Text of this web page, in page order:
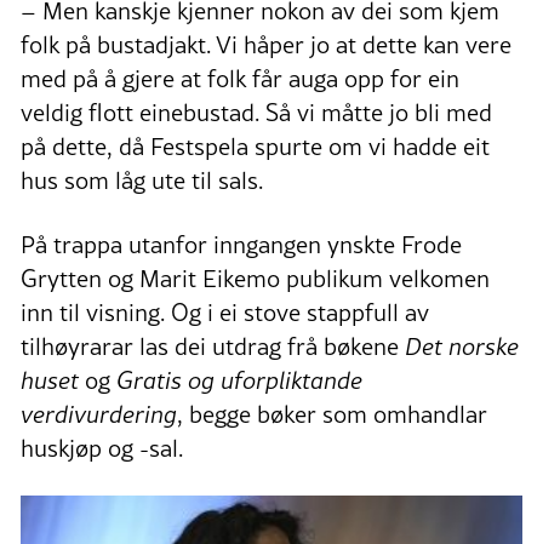
– Men kanskje kjenner nokon av dei som kjem
folk på bustadjakt. Vi håper jo at dette kan vere
med på å gjere at folk får auga opp for ein
veldig flott einebustad. Så vi måtte jo bli med
på dette, då Festspela spurte om vi hadde eit
hus som låg ute til sals.
På trappa utanfor inngangen ynskte Frode
Grytten og Marit Eikemo publikum velkomen
inn til visning. Og i ei stove stappfull av
tilhøyrarar las dei utdrag frå bøkene Det norske
huset og Gratis og uforpliktande
verdivurdering, begge bøker som omhandlar
huskjøp og -sal.